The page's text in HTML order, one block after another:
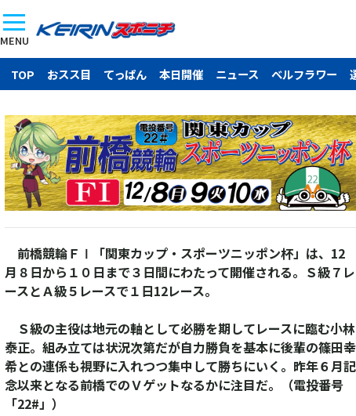
MENU
TOP おスス目 てっぱん 本日開催 ニュース ベルフラワー
前橋競輪ＦⅠ「関東カップ・スポーツニッポン杯」は、12
月８日から１０日まで３日間にわたって開催される。Ｓ級７レ
ースとＡ級５レースで１日12レース。
Ｓ級の主役は地元の軸として必勝を期してレースに臨む小林
泰正。組み立ては状況次第だが自力勝負を基本に後輩の篠田幸
希との連係も視野に入れつつ集中して勝ちにいく。昨年６月記
念以来となる前橋でのＶゲットなるかに注目だ。（電投番号
「22#」）